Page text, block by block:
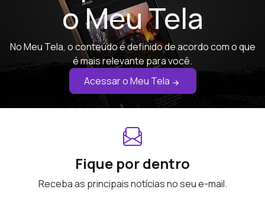
o Meu Tela
No Meu Tela, o conteúdo é definido de acordo com o que
é mais relevante para você.
Acessar o Meu Tela
Fique por dentro
Receba as principais notícias no seu e-mail.